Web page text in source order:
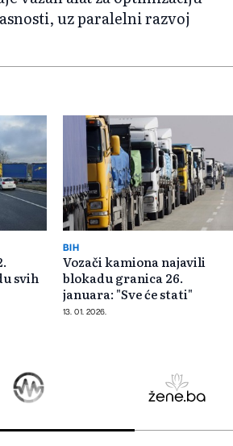
uz paralelni razvoj
svih
BIH
Vozači kamiona najavili
blokadu granica 26.
januara: "Sve će stati"
13. 01. 2026.